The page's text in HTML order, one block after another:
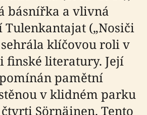
básnířka a vlivná
Tulenkantajat („Nosiči
klíčovou roli v
finské literatury. Její
pamětní
v klidném parku
Sörnäinen. Tento